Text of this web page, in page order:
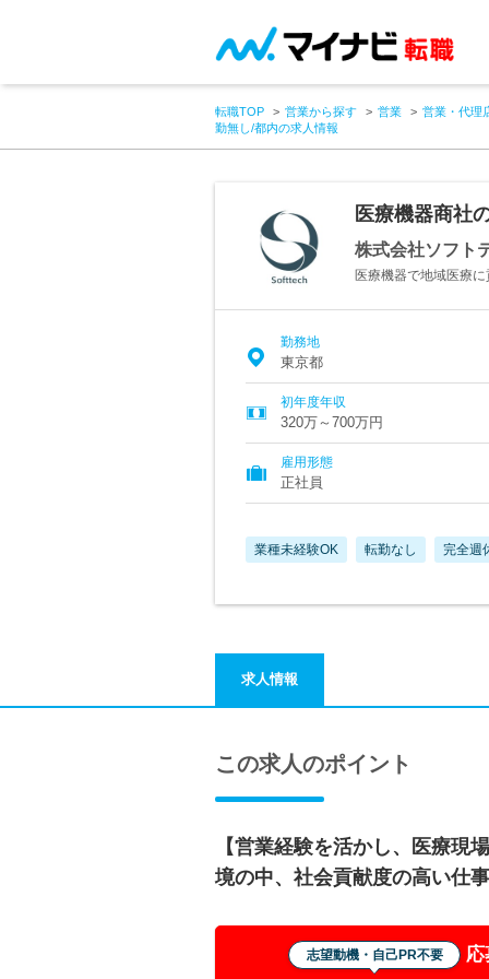
転職TOP 営業から探す 営業
営業・代理
勤無し/都内の求人情報
医療機器商社
株式会社ソフト
医療機器で地域医療
勤務地
東京都
初年度年収
320万～700万円
雇用形態
正社員
業種未経験OK 転勤なし 完全週
求人情報
この求人のポイント
【営業経験を活かし、医療現
境の中、社会貢献度の高い仕
志望動機・自己PR不要